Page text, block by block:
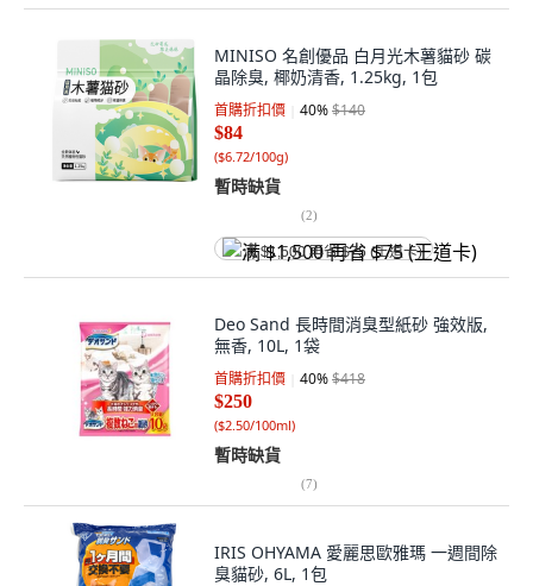
MINISO 名創優品 白月光木薯貓砂 碳
晶除臭, 椰奶清香, 1.25kg, 1包
首購折扣價 40%$140
$84
($6.72/100g)
暫時缺貨
(2)
满 $1,500 再省 $75 (王道卡)
Deo Sand 長時間消臭型紙砂 強效版,
無香, 10L, 1袋
首購折扣價 40%$418
$250
($2.50/100ml)
暫時缺貨
(7)
IRIS OHYAMA 愛麗思歐雅瑪 一週間除
臭貓砂, 6L, 1包